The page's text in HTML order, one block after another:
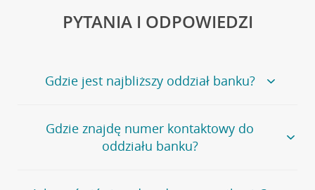
PYTANIA I ODPOWIEDZI
Gdzie jest najbliższy oddział banku?
Jeśli szukasz oddziału naszego banku, zapraszamy na
stronęPlacówki i bankomaty, na której znajduje się
wygodna wyszukiwarka.
oddziałów
Gdzie znajdę numer kontaktowy do
oddziału banku?
Bank Credit Agricole nie udostępnia ogólnego numeru